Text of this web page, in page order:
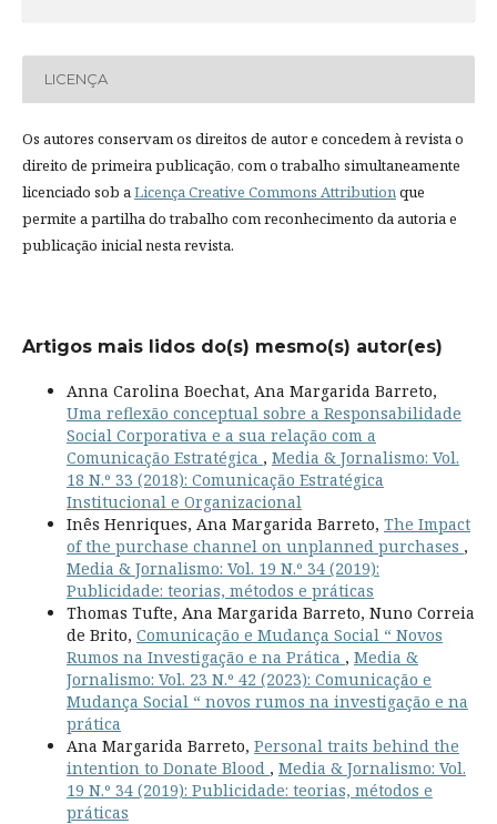
LICENÇA
Os autores conservam os direitos de autor e concedem à revista o
direito de primeira publicação, com o trabalho simultaneamente
licenciado sob aLicença Creative Commons Attributionque
permite a partilha do trabalho com reconhecimento da autoria e
publicação inicial nesta revista.
Artigos mais lidos do(s) mesmo(s) autor(es)
Anna Carolina Boechat, Ana Margarida Barreto,
Uma reflexão conceptual sobre a Responsabilidade
Social Corporativa e a sua relação com a
Comunicação Estratégica , Media & Jornalismo: Vol.
18 N.º 33 (2018): Comunicação Estratégica
Institucional e Organizacional
Inês Henriques, Ana Margarida Barreto, The Impact
of the purchase channel on unplanned purchases ,
Media & Jornalismo: Vol. 19 N.º 34 (2019):
Publicidade: teorias, métodos e práticas
Thomas Tufte, Ana Margarida Barreto, Nuno Correia
de Brito, Comunicação e Mudança Social “ Novos
Rumos na Investigação e na Prática , Media &
Jornalismo: Vol. 23 N.º 42 (2023): Comunicação e
Mudança Social “ novos rumos na investigação e na
prática
Ana Margarida Barreto, Personal traits behind the
intention to Donate Blood , Media & Jornalismo: Vol.
19 N.º 34 (2019): Publicidade: teorias, métodos e
práticas